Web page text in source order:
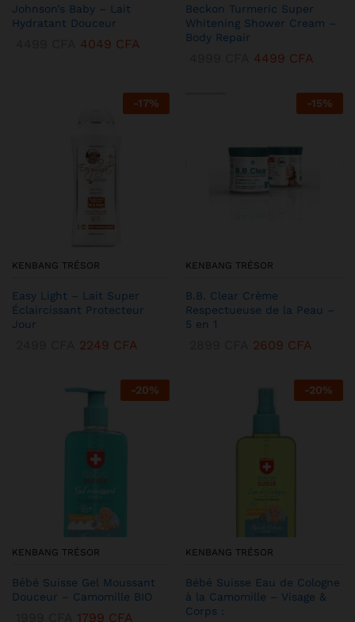
Johnson’s Baby – Lait
Hydratant Douceur
4049 CFA
Beckon Turmeric Super
Whitening Shower Cream –
Body Repair
4499 CFA
-17%
KENBANG TRÉSOR
Easy Light – Lait Super
Éclaircissant Protecteur
Jour
2249 CFA
-15%
KENBANG TRÉSOR
B.B. Clear Crème
Respectueuse de la Peau –
5 en 1
2609 CFA
-20%
KENBANG TRÉSOR
Bébé Suisse Gel Moussant
Douceur – Camomille BIO
1799 CFA
-20%
KENBANG TRÉSOR
Bébé Suisse Eau de Cologne
à la Camomille – Visage &
Corps :